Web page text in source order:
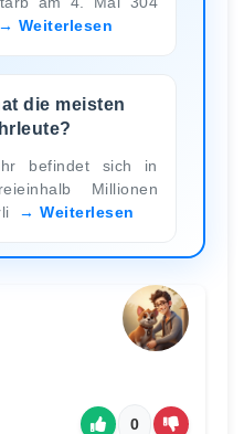
Weiterlesen
die meisten
befindet sich in
Millionen
Weiterlesen
0